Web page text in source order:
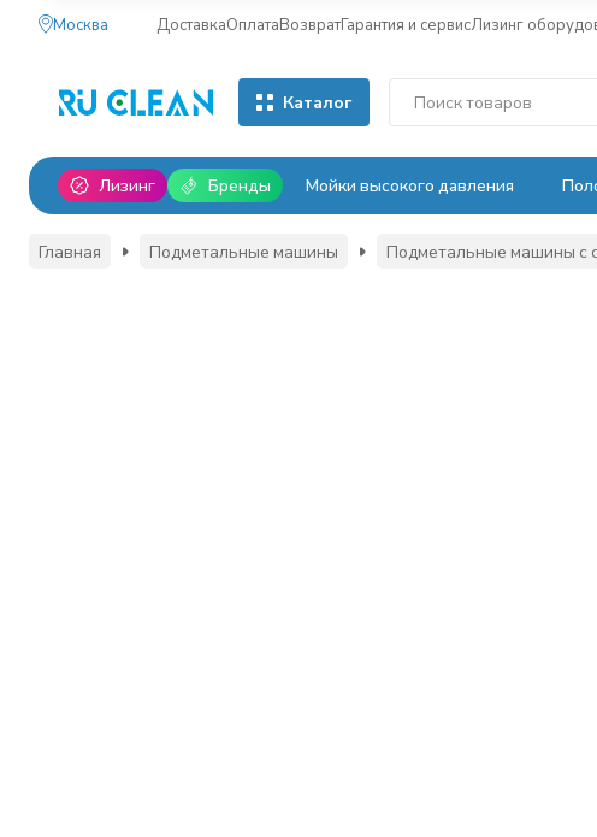
Москва ДоставкаОплатаВозвратГарантия и сервисЛизинг
Каталог
Лизинг Бренды Мойки высокого давления
Главная Подметальные машины Подметальные машины с